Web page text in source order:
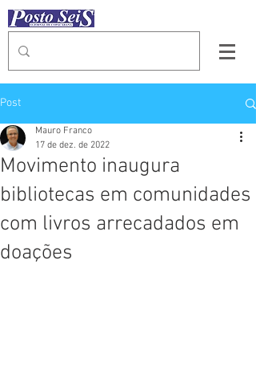
Post
Movimento inaugura
bibliotecas em comunidades
com livros arrecadados em
doações
Mauro Franco
17 de dez. de 2022